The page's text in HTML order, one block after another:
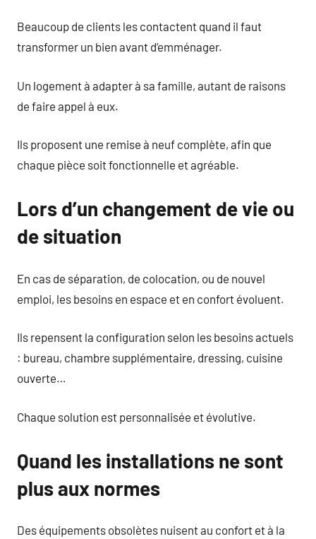
Beaucoup de clients les contactent quand il faut
transformer un bien avant d’emménager.
Un logement à adapter à sa famille, autant de raisons
de faire appel à eux.
Ils proposent une remise à neuf complète, afin que
chaque pièce soit fonctionnelle et agréable.
Lors d’un changement de vie ou
de situation
En cas de séparation, de colocation, ou de nouvel
emploi, les besoins en espace et en confort évoluent.
Ils repensent la configuration selon les besoins actuels
: bureau, chambre supplémentaire, dressing, cuisine
ouverte…
Chaque solution est personnalisée et évolutive.
Quand les installations ne sont
plus aux normes
Des équipements obsolètes nuisent au confort et à la